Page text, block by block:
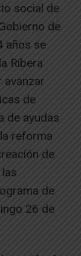
social de
de
años se
Ribera
avanzar
de
de ayudas
reforma
de
de
26 de